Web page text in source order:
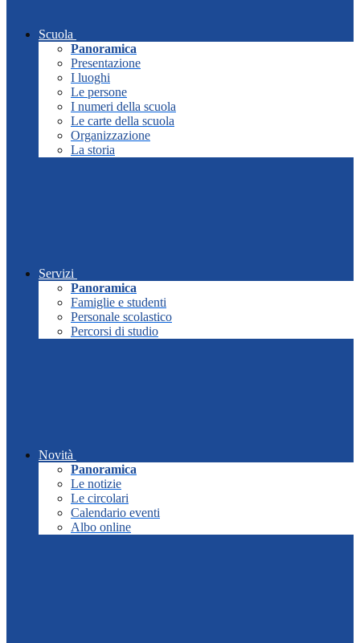
Scuola
Panoramica
Presentazione
I luoghi
Le persone
I numeri della scuola
Le carte della scuola
Organizzazione
La storia
Servizi
Panoramica
Famiglie e studenti
Personale scolastico
Percorsi di studio
Novità
Panoramica
Le notizie
Le circolari
Calendario eventi
Albo online